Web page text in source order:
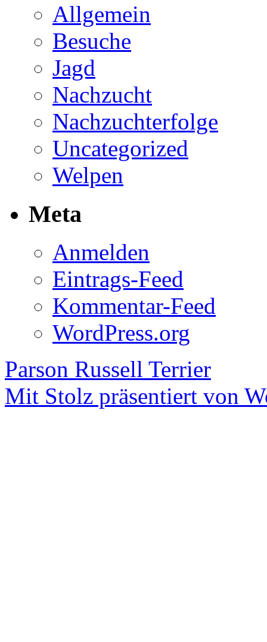
Allgemein
Besuche
Jagd
Nachzucht
Nachzuchterfolge
Uncategorized
Welpen
Meta
Anmelden
Eintrags-Feed
Kommentar-Feed
WordPress.org
Parson Russell Terrier
Mit Stolz präsentiert von